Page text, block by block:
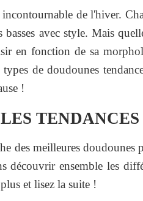
de l'hiver.
basses avec style. Mais
en fonction de sa
de doudounes
!
des meilleures
découvrir ensemble les
et lisez la suite !